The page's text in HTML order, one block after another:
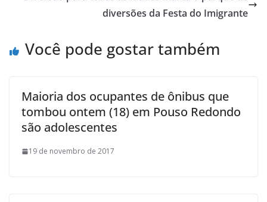
diversões da Festa do Imigrante
Você pode gostar também
Maioria dos ocupantes de ônibus que
tombou ontem (18) em Pouso Redondo
são adolescentes
19 de novembro de 2017